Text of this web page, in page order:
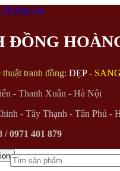
ĐỒNG
tranh đồng: ĐẸP- SANG
- Thanh Xuân - Hà Nội
- Tây Thạnh - Tân Phú -
/ 0971 401 879